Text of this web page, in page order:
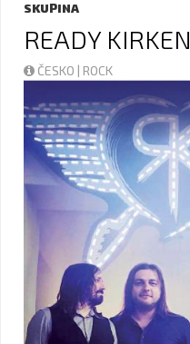
SKUPINA
READY KIRKEN
ČESKO | ROCK